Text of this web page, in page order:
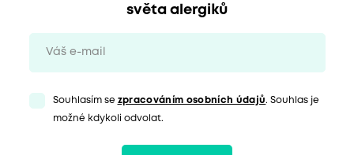
světa alergiků
Souhlasím se zpracováním osobních údajů. Souhlas je
možné kdykoli odvolat.